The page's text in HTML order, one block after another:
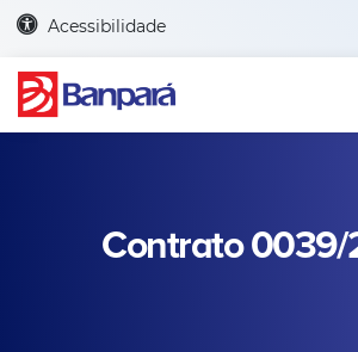
Acessibilidade
Contrato